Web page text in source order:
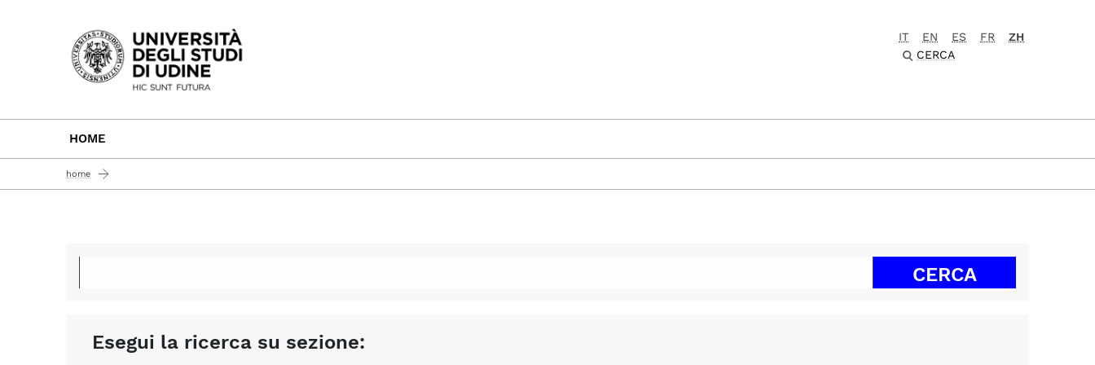
Passa al contenuto principale
IT EN ES FR
ZH
CERCA
HOME
home
Esegui la ricerca su sezione: